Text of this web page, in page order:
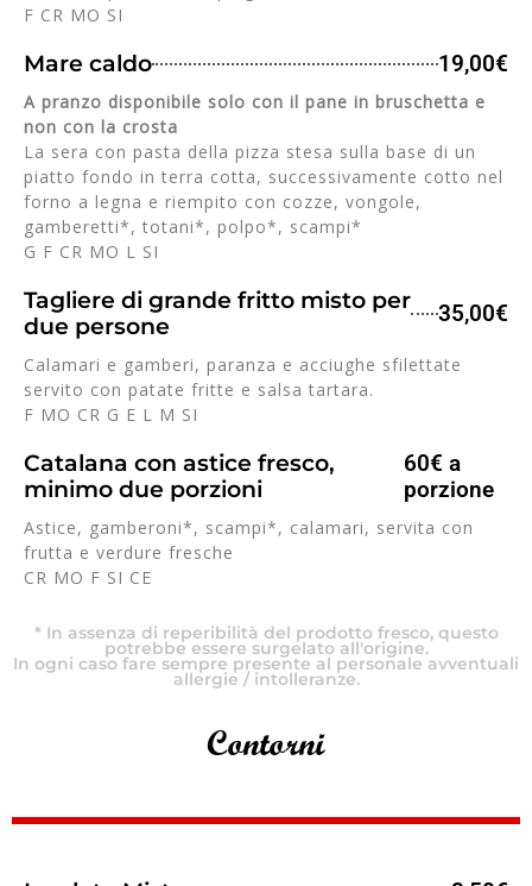
F CR MO SI
Mare caldo 19,00€
A pranzo disponibile solo con il pane in bruschetta e
non con la crosta
La sera con pasta della pizza stesa sulla base di un
piatto fondo in terra cotta, successivamente cotto nel
forno a legna e riempito con cozze, vongole,
gamberetti*, totani*, polpo*, scampi*
G F CR MO L SI
Tagliere di grande fritto misto per
due persone
35,00€
Calamari e gamberi, paranza e acciughe sfilettate
servito con patate fritte e salsa tartara.
F MO CR G E L M SI
Catalana con astice fresco,
minimo due porzioni
60€ a
porzione
Astice, gamberoni*, scampi*, calamari, servita con
frutta e verdure fresche
CR MO F SI CE
* In assenza di reperibilità del prodotto fresco, questo
potrebbe essere surgelato all'origine.
In ogni caso fare sempre presente al personale avventuali
allergie / intolleranze.
Contorni